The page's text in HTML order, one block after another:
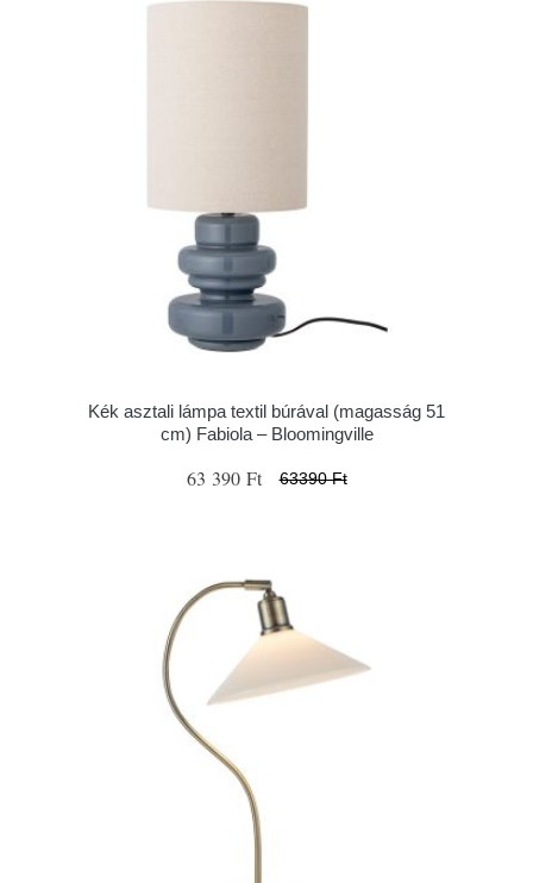
Kék asztali lámpa textil búrával (magasság 51
cm) Fabiola – Bloomingville
63 390 Ft 63390 Ft